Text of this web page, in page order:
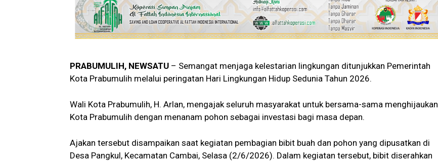
PRABUMULIH, NEWSATU – Semangat menjaga kelestarian lingkungan ditunjukkan Pemerintah
Kota Prabumulih melalui peringatan Hari Lingkungan Hidup Sedunia Tahun 2026.
Wali Kota Prabumulih, H. Arlan, mengajak seluruh masyarakat untuk bersama-sama menghijaukan
Kota Prabumulih dengan menanam pohon sebagai investasi bagi masa depan.
Ajakan tersebut disampaikan saat kegiatan pembagian bibit buah dan pohon yang dipusatkan di
Desa Pangkul, Kecamatan Cambai, Selasa (2/6/2026). Dalam kegiatan tersebut, bibit diserahkan